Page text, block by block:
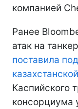
компанией
Ранее
атак на
поставила
Каспийского
консорциума